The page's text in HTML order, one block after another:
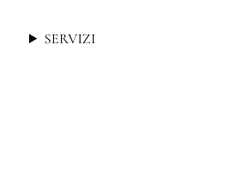
SERVIZI